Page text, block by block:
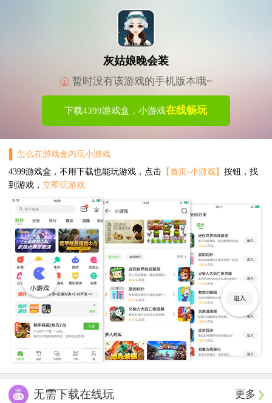
灰姑娘晚会装
暂时没有该游戏的手机版本哦~
下载4399游戏盒，小游戏在线畅玩
怎么在游戏盒内玩小游戏
4399游戏盒，不用下载也能玩游戏，点击【首页-小游戏】 按钮，找
到游戏， 立即玩游戏
更多
无需下载在线玩